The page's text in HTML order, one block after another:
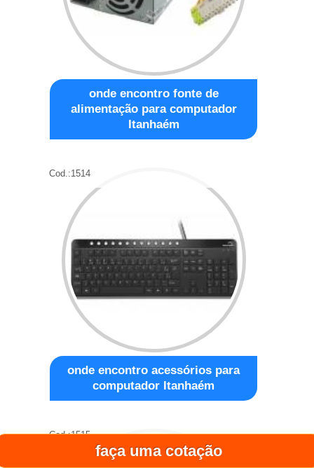
faça uma cotação
onde encontro fonte de
alimentação para computador
Itanhaém
Cod.:1514
onde encontro acessórios para
computador Itanhaém
Cod.:1515